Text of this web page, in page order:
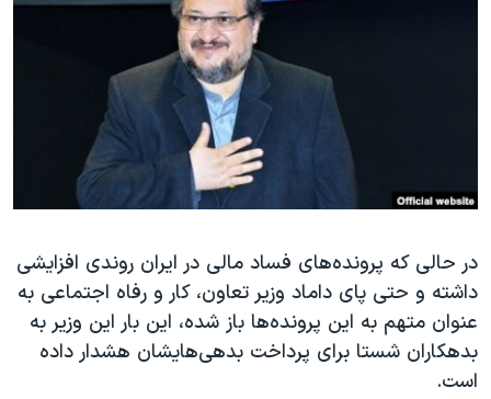
آرشیو پخش زنده
انتخابات ریاست جمهوری آمریکا ۲۰۲۴
حمله جمهوری اسلامی به اسرائیل
مجموعه مستندهای دادخواهی
تریبونال مردمی آبان ۹۸
دادگاه حمید نوری
چهل سال گروگان‌گیری
در حالی که پرونده‌های فساد مالی در ایران روندی افزایشی
داشته و حتی پای داماد وزیر تعاون، کار و رفاه اجتماعی به
عنوان متهم به این پرونده‌ها باز شده، این بار این وزیر به
بدهکاران شستا برای پرداخت بدهی‌هایشان هشدار داده
است.